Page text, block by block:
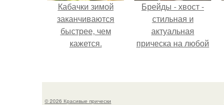
Кабачки зимой
заканчиваются
быстрее, чем
кажется.
Брейды - хвост -
стильная и
актуальная
прическа на любой
© 2026 Красивые прически